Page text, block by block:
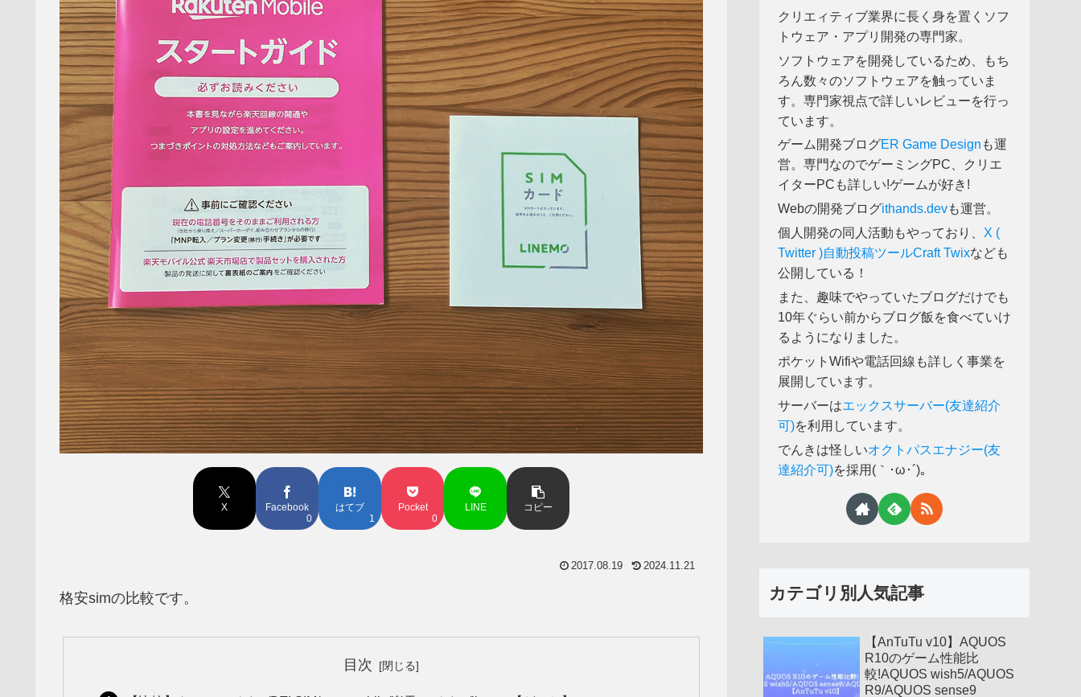
X
Facebook
0
はてブ
1
Pocket
0
LINE コピー
2017.08.19 2024.11.21
格安simの比較です。
目次
クリエィティブ業界に長く身を置くソフ
トウェア・アプリ開発の専門家。
ソフトウェアを開発しているため、もち
ろん数々のソフトウェアを触っていま
す。専門家視点で詳しいレビューを行っ
ています。
ゲーム開発ブログER Game Design も運
営。専門なのでゲーミングPC、クリエ
イターPCも詳しい!ゲームが好き!
Webの開発ブログithands.devも運営。
個人開発の同人活動もやっており、 X (
Twitter )自動投稿ツールCraft Twixなども
公開している！
また、趣味でやっていたブログだけでも
10年ぐらい前からブログ飯を食べていけ
るようになりました。
ポケットWifiや電話回線も詳しく事業を
展開しています。
サーバーはエックスサーバー(友達紹介
可)を利用しています。
でんきは怪しいオクトパスエナジー(友
達紹介可)を採用(｀･ω･´)。
カテゴリ別人気記事
【AnTuTu v10】AQUOS
R10のゲーム性能比
較!AQUOS wish5/AQUOS
R9/AQUOS sense9